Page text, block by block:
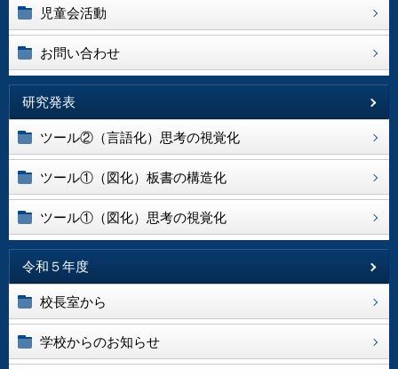
児童会活動
お問い合わせ
研究発表
ツール②（言語化）思考の視覚化
ツール①（図化）板書の構造化
ツール①（図化）思考の視覚化
令和５年度
校長室から
学校からのお知らせ